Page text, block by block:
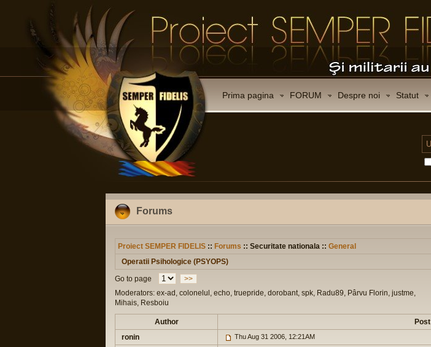
Prima pagina FORUM Despre noi Statut
Forums
Proiect SEMPER FIDELIS :: Forums :: Securitate nationala :: General
Operatii Psihologice (PSYOPS)
Go to page
>>
Moderators: ex-ad, colonelul, echo, truepride, dorobant, spk, Radu89, Pârvu Florin, justme,
Mihais, Resboiu
Author
Post
ronin
Thu Aug 31 2006, 12:21AM